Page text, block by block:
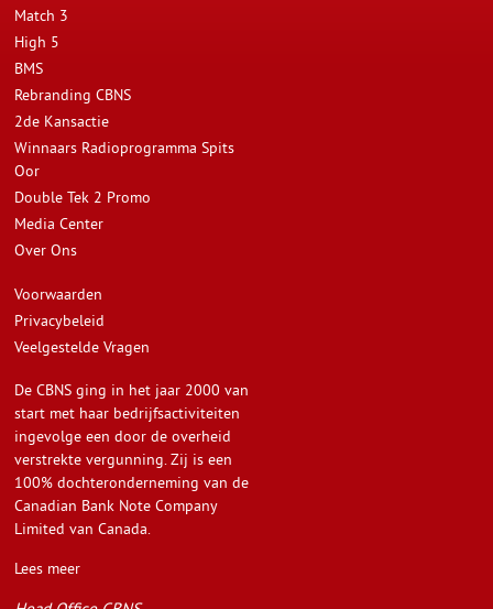
Match 3
High 5
BMS
Rebranding CBNS
2de Kansactie
Winnaars Radioprogramma Spits
Oor
Double Tek 2 Promo
Media Center
Over Ons
Voorwaarden
Privacybeleid
Veelgestelde Vragen
De CBNS ging in het jaar 2000 van
start met haar bedrijfsactiviteiten
ingevolge een door de overheid
verstrekte vergunning. Zij is een
100% dochteronderneming van de
Canadian Bank Note Company
Limited van Canada.
Lees meer